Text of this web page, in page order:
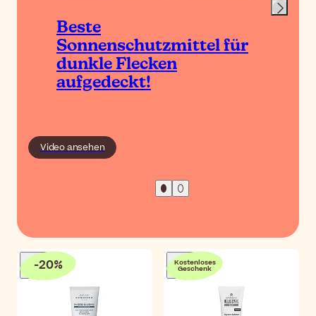
Beste
Sonnenschutzmittel für
dunkle Flecken
aufgedeckt!
Video ansehen
-20% Kostenloses
Geschenk